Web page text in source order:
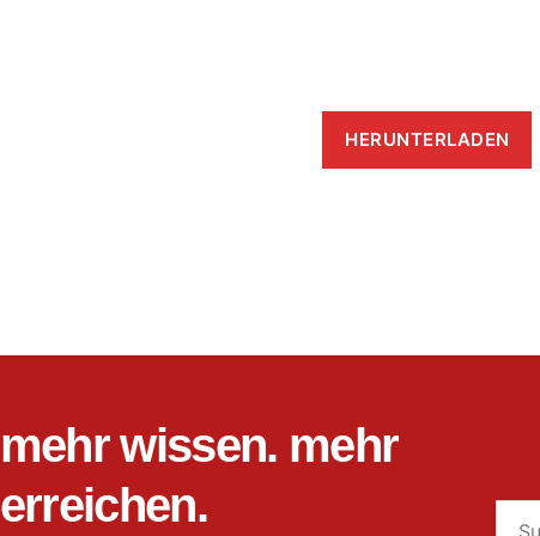
HERUNTERLADEN
mehr wissen. mehr
erreichen.